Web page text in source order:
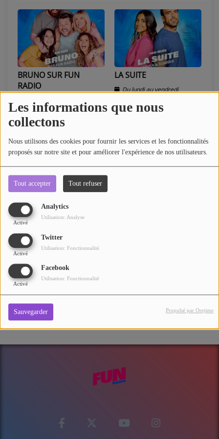
Les informations que nous
collectons
Nous utilisons des cookies pour fournir les services et les fonctionnalités
proposés sur notre site et pour améliorer l'expérience de nos utilisateurs.
Tout accepter Tout refuser
Analytics
Activé
Utilisation: Analyse
Twitter
Activé
Utilisation: Fonctionnalité
Facebook
Activé
Utilisation: Fonctionnalité
Sauvegarder Propulsé par Orejime
BRUNO SUR FUN
RADIO
Par Bruno Guillon,
Christina Guilloton
Le Lundi, Mardi, Mercredi et Jeudi
LA SUITE
Du lundi au vendredi
OLIVIER
Du lundi au vendredi